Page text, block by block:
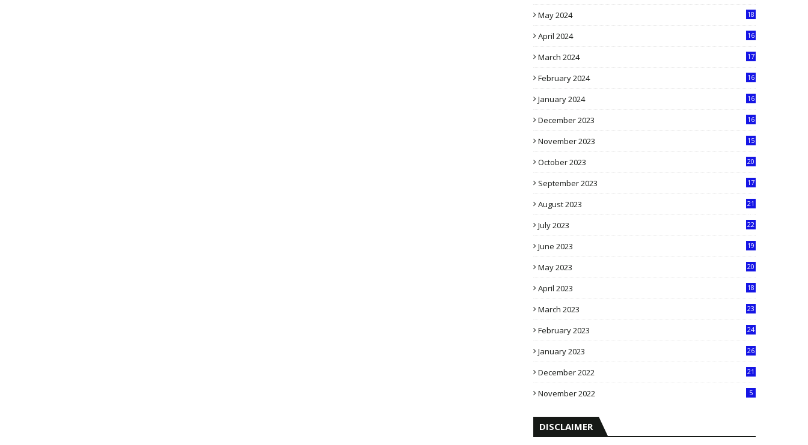
May 2024
18
April 2024
16
March 2024
17
February 2024
16
January 2024
16
December 2023
16
November 2023
15
October 2023
20
September 2023
17
August 2023
21
July 2023
22
June 2023
19
May 2023
20
April 2023
18
March 2023
23
February 2023
24
January 2023
26
December 2022
21
November 2022 5
DISCLAIMER